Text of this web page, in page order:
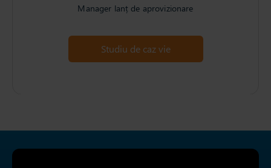
Manager lanț de aprovizionare
Studiu de caz vie